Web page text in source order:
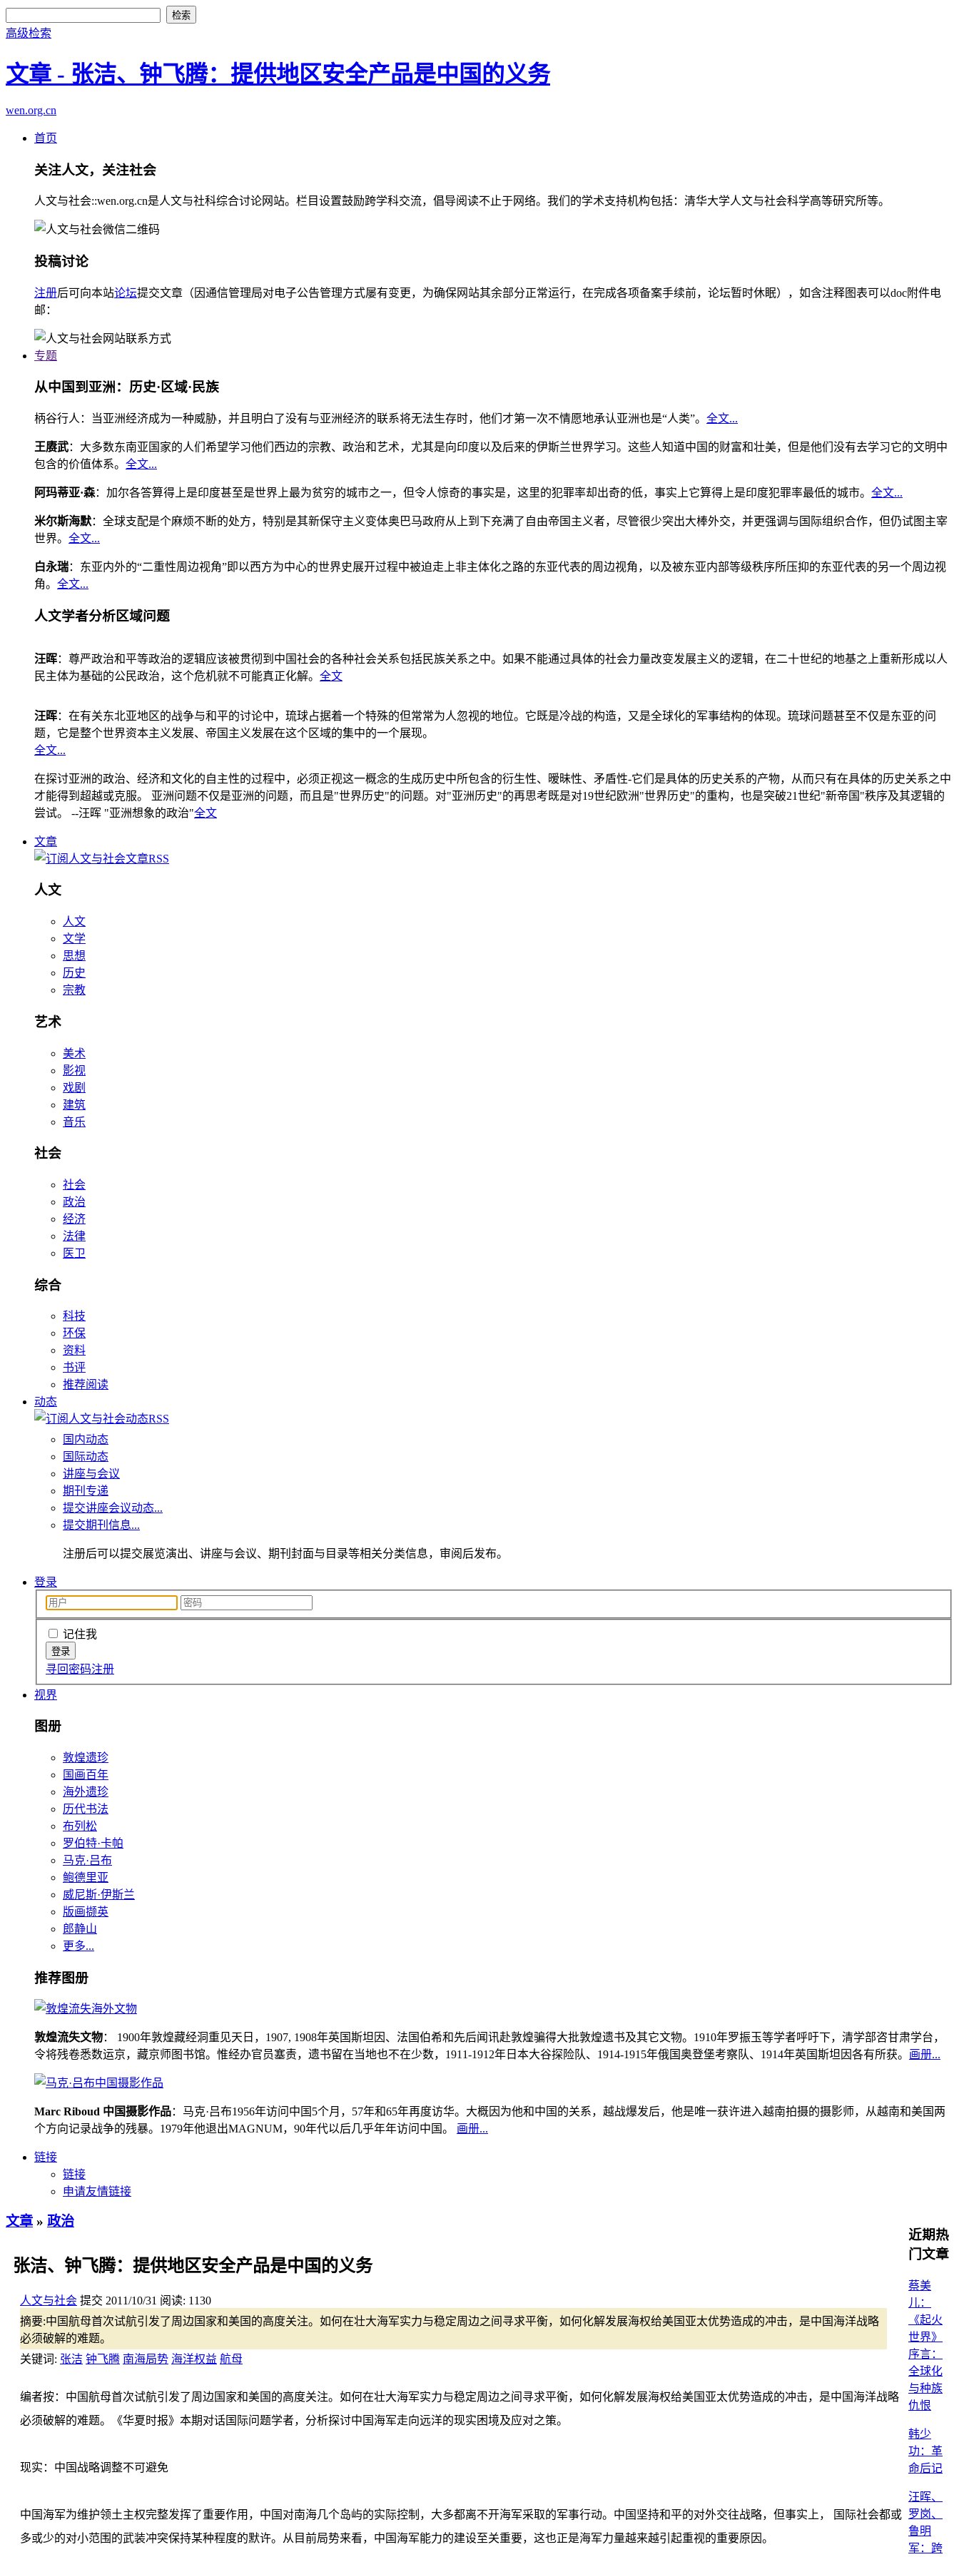
高级检索
文章 - 张洁、钟飞腾：提供地区安全产品是中国的义务
wen.org.cn
首页
关注人文，关注社会
人文与社会::wen.org.cn是人文与社科综合讨论网站。栏目设置鼓励跨学科交流，倡导阅读不止于网络。我们的学术支持机构包括：清华大学人文与社会科学高等研究所等。
投稿讨论
注册后可向本站论坛提交文章（因通信管理局对电子公告管理方式屡有变更，为确保网站其余部分正常运行，在完成各项备案手续前，论坛暂时休眠），如含注释图表可以doc附件电
邮：
专题
从中国到亚洲：历史·区域·民族
柄谷行人：当亚洲经济成为一种威胁，并且明白了没有与亚洲经济的联系将无法生存时，他们才第一次不情愿地承认亚洲也是“人类”。 全文...
王赓武：大多数东南亚国家的人们希望学习他们西边的宗教、政治和艺术，尤其是向印度以及后来的伊斯兰世界学习。这些人知道中国的财富和壮美，但是他们没有去学习它的文明中
包含的价值体系。 全文...
阿玛蒂亚·森：加尔各答算得上是印度甚至是世界上最为贫穷的城市之一，但令人惊奇的事实是，这里的犯罪率却出奇的低，事实上它算得上是印度犯罪率最低的城市。 全文...
米尔斯海默：全球支配是个麻烦不断的处方，特别是其新保守主义变体奥巴马政府从上到下充满了自由帝国主义者，尽管很少突出大棒外交，并更强调与国际组织合作，但仍试图主宰
世界。 全文...
白永瑞：东亚内外的“二重性周边视角”即以西方为中心的世界史展开过程中被迫走上非主体化之路的东亚代表的周边视角，以及被东亚内部等级秩序所压抑的东亚代表的另一个周边视
角。 全文...
人文学者分析区域问题
汪晖：尊严政治和平等政治的逻辑应该被贯彻到中国社会的各种社会关系包括民族关系之中。如果不能通过具体的社会力量改变发展主义的逻辑，在二十世纪的地基之上重新形成以人
民主体为基础的公民政治，这个危机就不可能真正化解。 全文
汪晖：在有关东北亚地区的战争与和平的讨论中，琉球占据着一个特殊的但常常为人忽视的地位。它既是冷战的构造，又是全球化的军事结构的体现。琉球问题甚至不仅是东亚的问
题，它是整个世界资本主义发展、帝国主义发展在这个区域的集中的一个展现。
全文...
在探讨亚洲的政治、经济和文化的自主性的过程中，必须正视这一概念的生成历史中所包含的衍生性、暧昧性、矛盾性-它们是具体的历史关系的产物，从而只有在具体的历史关系之中
才能得到超越或克服。 亚洲问题不仅是亚洲的问题，而且是"世界历史"的问题。对"亚洲历史"的再思考既是对19世纪欧洲"世界历史"的重构，也是突破21世纪"新帝国"秩序及其逻辑的
尝试。 --汪晖 "亚洲想象的政治"全文
文章
人文
人文
文学
思想
历史
宗教
艺术
美术
影视
戏剧
建筑
音乐
社会
社会
政治
经济
法律
医卫
综合
科技
环保
资料
书评
推荐阅读
动态
国内动态
国际动态
讲座与会议
期刊专递
提交讲座会议动态...
提交期刊信息...
注册后可以提交展览演出、讲座与会议、期刊封面与目录等相关分类信息，审阅后发布。
登录
记住我
寻回密码注册
视界
图册
敦煌遗珍
国画百年
海外遗珍
历代书法
布列松
罗伯特·卡帕
马克·吕布
鲍德里亚
威尼斯·伊斯兰
版画撷英
郎静山
更多...
推荐图册
敦煌流失文物： 1900年敦煌藏经洞重见天日，1907, 1908年英国斯坦因、法国伯希和先后闻讯赴敦煌骗得大批敦煌遗书及其它文物。1910年罗振玉等学者呼吁下，清学部咨甘肃学台，
令将残卷悉数运京，藏京师图书馆。惟经办官员塞责，遗书留在当地也不在少数，1911-1912年日本大谷探险队、1914-1915年俄国奥登堡考察队、1914年英国斯坦因各有所获。 画册...
Marc Riboud 中国摄影作品：马克·吕布1956年访问中国5个月，57年和65年再度访华。大概因为他和中国的关系，越战爆发后，他是唯一获许进入越南拍摄的摄影师，从越南和美国两
个方向记录战争的残暴。1979年他退出MAGNUM，90年代以后几乎年年访问中国。 画册...
链接
链接
申请友情链接
文章 » 政治
张洁、钟飞腾：提供地区安全产品是中国的义务
人文与社会 提交 2011/10/31 阅读: 1130
摘要:中国航母首次试航引发了周边国家和美国的高度关注。如何在壮大海军实力与稳定周边之间寻求平衡，如何化解发展海权给美国亚太优势造成的冲击，是中国海洋战略
必须破解的难题。
关键词: 张洁 钟飞腾 南海局势 海洋权益 航母
编者按：中国航母首次试航引发了周边国家和美国的高度关注。如何在壮大海军实力与稳定周边之间寻求平衡，如何化解发展海权给美国亚太优势造成的冲击，是中国海洋战略
必须破解的难题。《华夏时报》本期对话国际问题学者，分析探讨中国海军走向远洋的现实困境及应对之策。
现实：中国战略调整不可避免
中国海军为维护领土主权完整发挥了重要作用，中国对南海几个岛屿的实际控制，大多都离不开海军采取的军事行动。中国坚持和平的对外交往战略，但事实上， 国际社会都或
多或少的对小范围的武装冲突保持某种程度的默许。从目前局势来看，中国海军能力的建设至关重要，这也正是海军力量越来越引起重视的重要原因。
近期热
门文章
蔡美
儿：
《起火
世界》
序言：
全球化
与种族
仇恨
韩少
功：革
命后记
汪晖、
罗岗、
鲁明
军：跨